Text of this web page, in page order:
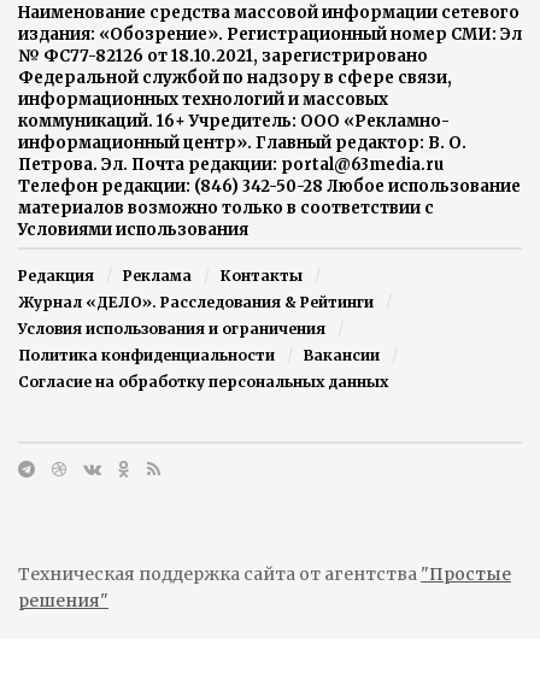
Наименование средства массовой информации сетевого
издания: «Обозрение». Регистрационный номер СМИ: Эл
№ ФС77-82126 от 18.10.2021, зарегистрировано
Федеральной службой по надзору в сфере связи,
информационных технологий и массовых
коммуникаций. 16+ Учредитель: ООО «Рекламно-
информационный центр». Главный редактор: В. О.
Петрова. Эл. Почта редакции: portal@63media.ru
Телефон редакции: (846) 342-50-28 Любое использование
материалов возможно только в соответствии с
Условиями использования
Редакция Реклама
Контакты
Журнал «ДЕЛО». Расследования & Рейтинги
Условия использования и ограничения
Политика конфиденциальности
Вакансии
Согласие на обработку персональных данных
Техническая поддержка сайта от агентства "Простые
решения"